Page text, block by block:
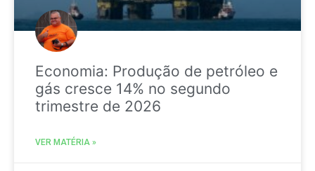
Economia: Produção de petróleo e
gás cresce 14% no segundo
trimestre de 2026
VER MATÉRIA »